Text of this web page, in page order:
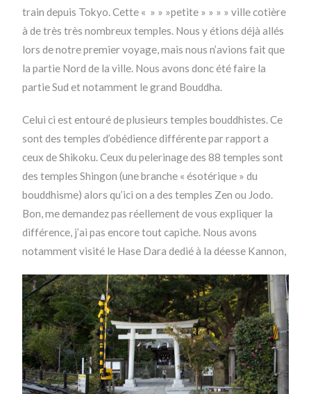
train depuis Tokyo. Cette « » » »petite » » » » ville cotière
à de très très nombreux temples. Nous y étions déjà allés
lors de notre premier voyage, mais nous n’avions fait que
la partie Nord de la ville. Nous avons donc été faire la
partie Sud et notamment le grand Bouddha.
Celui ci est entouré de plusieurs temples bouddhistes. Ce
sont des temples d’obédience différente par rapport a
ceux de Shikoku. Ceux du pelerinage des 88 temples sont
des temples Shingon (une branche « ésotérique » du
bouddhisme) alors qu’ici on a des temples Zen ou Jodo.
Bon, me demandez pas réellement de vous expliquer la
différence, j’ai pas encore tout capiche. Nous avons
notamment visité le Hase Dara dedié à la déesse Kannon,